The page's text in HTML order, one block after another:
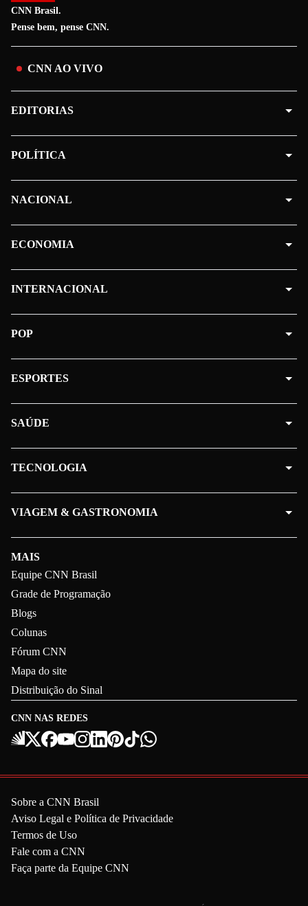
CNN Brasil.
Pense bem, pense CNN.
CNN AO VIVO
CNN NAS REDES
MAIS
Equipe CNN Brasil
Grade de Programação
Blogs
Colunas
Fórum CNN
Mapa do site
Distribuição do Sinal
EDITORIAS
POLÍTICA
NACIONAL
ECONOMIA
INTERNACIONAL
POP
ESPORTES
SAÚDE
TECNOLOGIA
VIAGEM & GASTRONOMIA
Sobre a CNN Brasil
Aviso Legal e Política de Privacidade
Termos de Uso
Fale com a CNN
Faça parte da Equipe CNN